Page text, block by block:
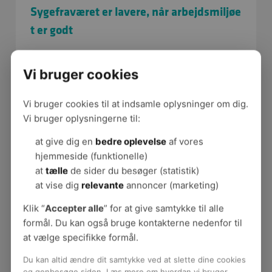
Sygefraværet er lavere, når arbejdsmiljøe
t er godt
blandt andet beskrevet i en minihvidbog fra 2012,
Arbejdsmiljø i et toplederperspektiv
er udgivet af BrancheFællesskabet for
Arbejdsmiljø for Industri.
Hvidbogen kommer ind på, hvordan
sygefraværet påvirkes af arbejdsmiljøet. En
undersøgelse blandt 1.728 ledere viser for
eksempel, at virksomheder med godt
medarbejder i forhold til virksomheder med
dårligere arbejdsmiljø.
Og der er plads til forbedringer. 40 pct. af det
Vi bruger cookies
Vi bruger cookies til at indsamle oplysninger om dig.
Vi bruger oplysningerne til:
at give dig en bedre oplevelseaf vores
hjemmeside (funktionelle)
at tællede sider du besøger (statistik)
at vise dig relevanteannoncer (marketing)
Klik “Accepter alle” for at give samtykke til alle
formål. Du kan også bruge kontakterne nedenfor til
at vælge specifikke formål.
Du kan altid ændre dit samtykke ved at slette dine cookies